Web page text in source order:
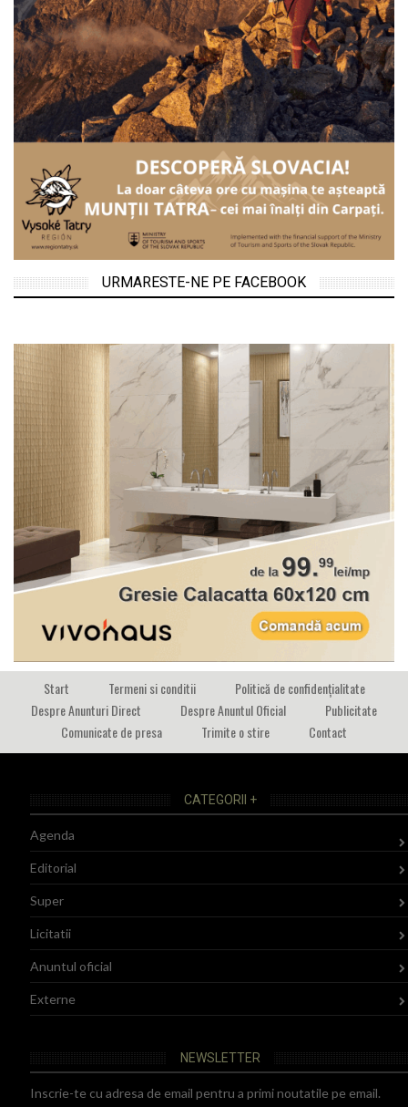
URMARESTE-NE PE FACEBOOK
Start Termeni si conditii
Politică de confidențialitate
Despre Anunturi Direct
Despre Anuntul Oficial
Publicitate
Comunicate de presa
Trimite o stire Contact
CATEGORII +
Agenda
Editorial
Super
Licitatii
Anuntul oficial
Externe
NEWSLETTER
Inscrie-te cu adresa de email pentru a primi noutatile pe email.